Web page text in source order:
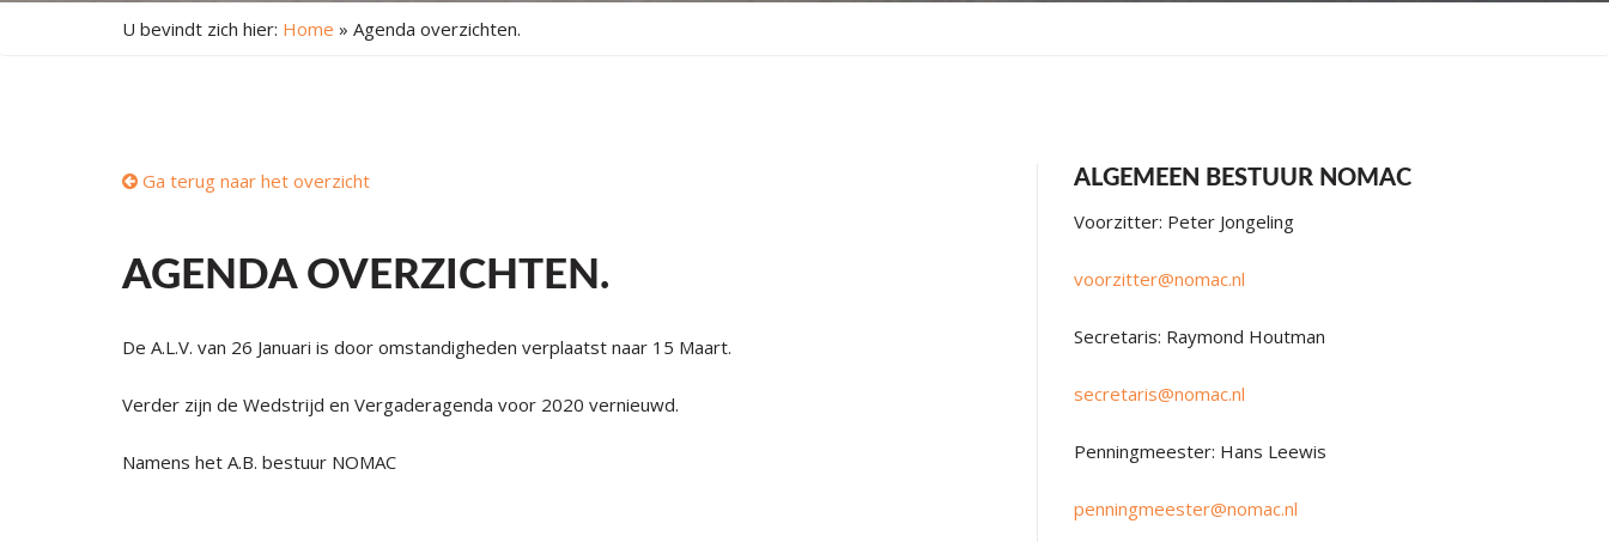
U bevindt zich hier: Home » Agenda overzichten.
Ga terug naar het overzicht
AGENDA OVERZICHTEN.
De A.L.V. van 26 Januari is door omstandigheden verplaatst naar 15 Maart.
Verder zijn de Wedstrijd en Vergaderagenda voor 2020 vernieuwd.
Namens het A.B. bestuur NOMAC
ALGEMEEN BESTUUR NOMAC
Voorzitter: Peter Jongeling
voorzitter@nomac.nl
Secretaris: Raymond Houtman
secretaris@nomac.nl
Penningmeester: Hans Leewis
penningmeester@nomac.nl